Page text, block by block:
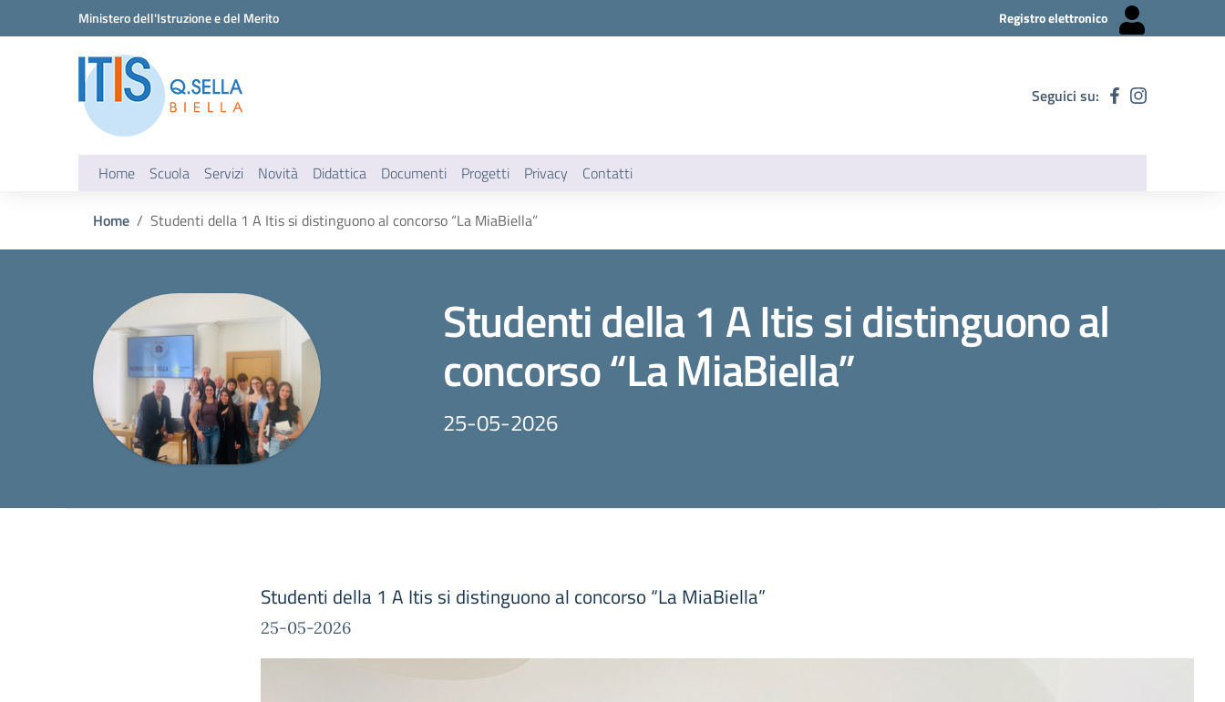
Vai ai contenuti
Vai al menu di navigazioneMinistero dell'Istruzione e del Merito Registro elettronico
Seguici su:
Home Scuola Servizi Novità Didattica Documenti Progetti Privacy Contatti
Home Studenti della 1 A Itis si distinguono al concorso “La MiaBiella”
Studenti della 1 A Itis si distinguono al
concorso “La MiaBiella”
25-05-2026
Studenti della 1 A Itis si distinguono al concorso “La MiaBiella”
25-05-2026